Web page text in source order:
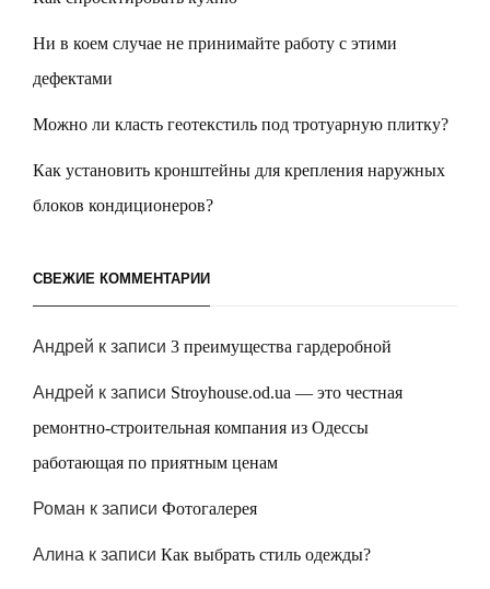
Ни в коем случае не принимайте работу с этими
дефектами
Можно ли класть геотекстиль под тротуарную плитку?
Как установить кронштейны для крепления наружных
блоков кондиционеров?
СВЕЖИЕ КОММЕНТАРИИ
Андрей к записи 3 преимущества гардеробной
Андрей к записи Stroyhouse.od.ua — это честная
ремонтно-строительная компания из Одессы
работающая по приятным ценам
Роман к записи Фотогалерея
Алина к записи Как выбрать стиль одежды?